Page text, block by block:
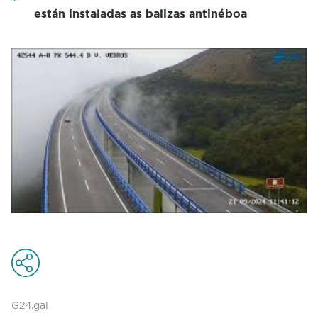
están instaladas as balizas antinéboa
G24.gal